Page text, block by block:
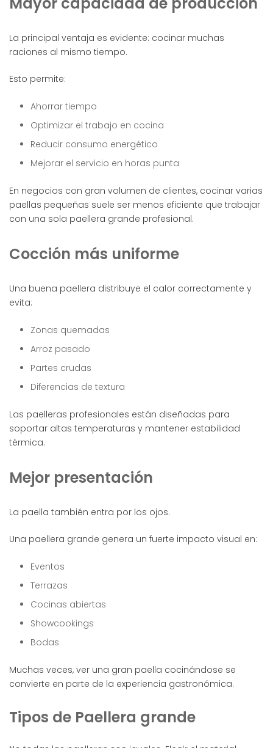
La principal ventaja es evidente: cocinar muchas
raciones al mismo tiempo.
Esto permite:
Ahorrar tiempo
Optimizar el trabajo en cocina
Reducir consumo energético
Mejorar el servicio en horas punta
En negocios con gran volumen de clientes, cocinar varias
paellas pequeñas suele ser menos eficiente que trabajar
con una sola paellera grande profesional.
Cocción más uniforme
Una buena paellera distribuye el calor correctamente y
evita:
Zonas quemadas
Arroz pasado
Partes crudas
Diferencias de textura
Las paelleras profesionales están diseñadas para
soportar altas temperaturas y mantener estabilidad
térmica.
Mejor presentación
La paella también entra por los ojos.
Una paellera grande genera un fuerte impacto visual en:
Eventos
Terrazas
Cocinas abiertas
Showcookings
Bodas
Muchas veces, ver una gran paella cocinándose se
convierte en parte de la experiencia gastronómica.
Tipos de Paellera grande